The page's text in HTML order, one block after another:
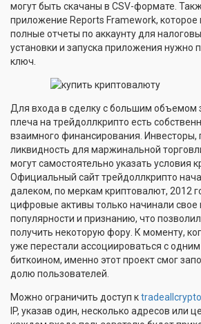
могут быть скачаны в CSV-формате.
приложение Reports Framework, которое
полные отчеты по аккаунту для
установки и запуска приложения нужно
ключ.
Для входа в сделку с большим объемом
плеча на трейдоллкрипто есть
взаимного финансирования.
ликвидность для маржинальной
могут самостоятельно указать условия
Официальный сайт трейдоллкрипто
далеком, по меркам криптовалют, 2012
цифровые активы только начинали свое
популярности и признанию, что
получить некоторую фору. К моменту,
уже перестали ассоциироваться с
биткоином, именно этот проект смог
долю пользователей.
Можно ограничить доступ к
IP, указав один, несколько адресов или